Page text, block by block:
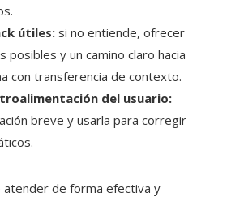
útiles: si no entiende, ofrecer
posibles y un camino claro hacia
con transferencia de contexto.
del usuario:
breve y usarla para corregir
atender de forma efectiva y